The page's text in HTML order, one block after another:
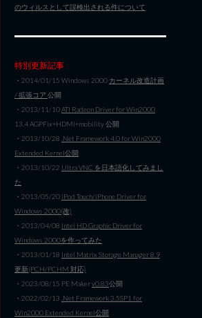
のウィルスとして誤検出される件について
特別更新記事
・2014/01/15 Windows 2000 カーネル改造計画
/ 拡張コア 公開
・2013/11/10ATI Radeon Driver for Win2000
13.4 AGPFix+HDMI+mobility 公開
・2013/10/28 .Net Framework 4.0 for Win2000
Extended Kernel公開
・2013/10/22 Ultra VNC を日本語化してみまし
た
・2013/05/20 iPod Touch/iPhone Driver for
Windows 2000(改)
・2013/04/08 Intel HD Graphic Driver for
Windows 2000を作ってみた
・2013/01/18 Intel Matrix Storage Manager 8.9
更新(PCH/PCHM 対応)
・2023/08/15 PE Makerv0.83公開
・2022/02/13 .Net Framework 3.5SP1 for
Win2000 Extended Kernel公開